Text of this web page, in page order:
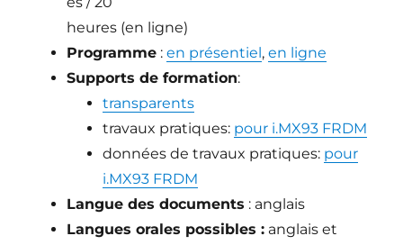
heures (en ligne)
Programme :en présentiel,en ligne
Supports de formation:
transparents
travaux pratiques: pour i.MX93 FRDM
données de travaux pratiques: pour
i.MX93 FRDM
Langue des documents : anglais
Langues orales possibles : anglais et